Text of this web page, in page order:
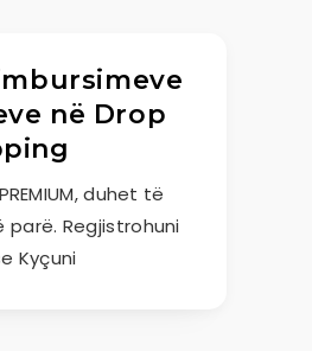
në Drop
duhet të
Regjistrohuni
Kyçuni